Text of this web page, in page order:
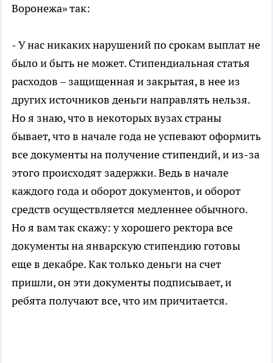
Воронежа» так:
- У нас никаких нарушений по срокам выплат не
было и быть не может. Стипендиальная статья
расходов – защищенная и закрытая, в нее из
других источников деньги направлять нельзя.
Но я знаю, что в некоторых вузах страны
бывает, что в начале года не успевают оформить
все документы на получение стипендий, и из-за
этого происходят задержки. Ведь в начале
каждого года и оборот документов, и оборот
средств осуществляется медленнее обычного.
Но я вам так скажу: у хорошего ректора все
документы на январскую стипендию готовы
еще в декабре. Как только деньги на счет
пришли, он эти документы подписывает, и
ребята получают все, что им причитается.